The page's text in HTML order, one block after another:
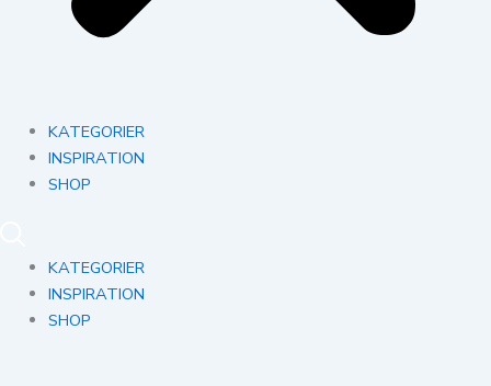
KATEGORIER
INSPIRATION
SHOP
KATEGORIER
INSPIRATION
SHOP